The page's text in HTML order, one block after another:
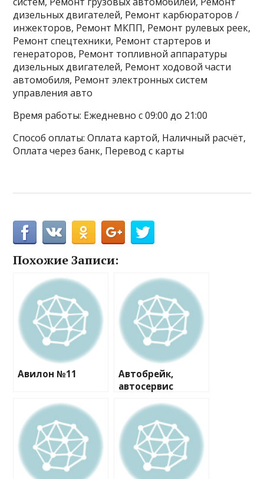
дизельных двигателей, Ремонт карбюраторов /
инжекторов, Ремонт МКПП, Ремонт рулевых реек,
Ремонт спецтехники, Ремонт стартеров и
генераторов, Ремонт топливной аппаратуры
дизельных двигателей, Ремонт ходовой части
автомобиля, Ремонт электронных систем
управления авто
Время работы: Ежедневно с 09:00 до 21:00
Способ оплаты: Оплата картой, Наличный расчёт,
Оплата через банк, Перевод с карты
Похожие Записи:
Авилон №11
Автобрейк,
автосервис